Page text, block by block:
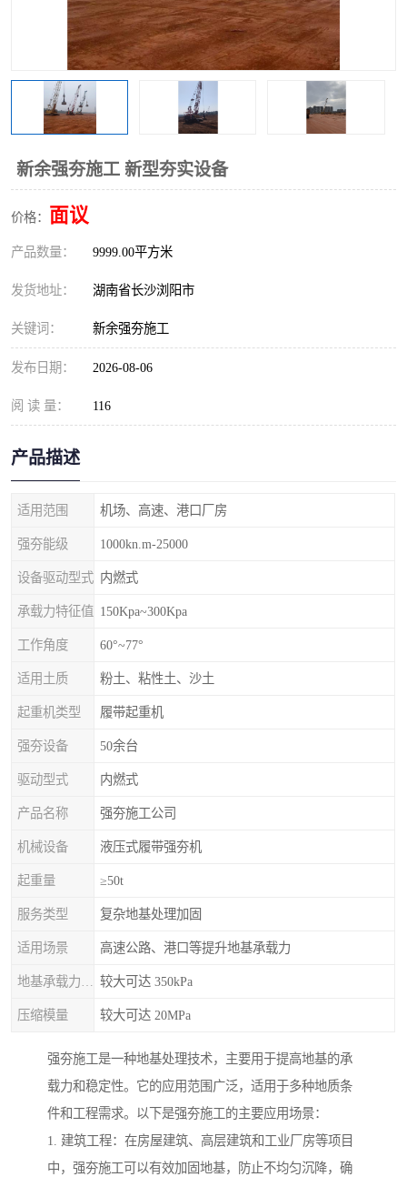
新余强夯施工 新型夯实设备
价格： 面议
产品数量： 9999.00平方米
发货地址： 湖南省长沙浏阳市
关键词： 新余强夯施工
发布日期： 2026-08-06
阅 读 量： 116
产品描述
适用范围 机场、高速、港口厂房
强夯能级 1000kn.m-25000
设备驱动型式 内燃式
承载力特征值 150Kpa~300Kpa
工作角度 60°~77°
适用土质 粉土、粘性土、沙土
起重机类型 履带起重机
强夯设备 50余台
驱动型式 内燃式
产品名称 强夯施工公司
机械设备 液压式履带强夯机
起重量 ≥50t
服务类型 复杂地基处理加固
适用场景 高速公路、港口等提升地基承载力
较大可达 350kPa
压缩模量 较大可达 20MPa
强夯施工是一种地基处理技术，主要用于提高地基的承
载力和稳定性。它的应用范围广泛，适用于多种地质条
件和工程需求。以下是强夯施工的主要应用场景：
1. 建筑工程：在房屋建筑、高层建筑和工业厂房等项目
中，强夯施工可以有效加固地基，防止不均匀沉降，确